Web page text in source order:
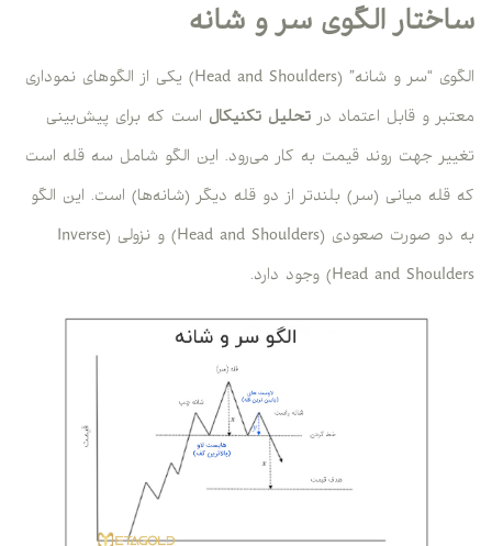
ساختار الگوی سر و شانه
الگوی “سر و شانه” (Head and Shoulders) یکی از الگوهای نموداری
معتبر و قابل اعتماد در تحلیل تکنیکال است که برای پیش‌بینی
تغییر جهت روند قیمت به کار می‌رود. این الگو شامل سه قله است
که قله میانی (سر) بلندتر از دو قله دیگر (شانه‌ها) است. این الگو
به دو صورت صعودی (Head and Shoulders) و نزولی (Inverse
Head and Shoulders) وجود دارد.